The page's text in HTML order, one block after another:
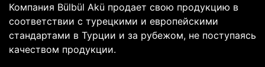
Компания Bülbül Akü продает свою продукцию в
соответствии с турецкими и европейскими
стандартами в Турции и за рубежом, не поступаясь
качеством продукции.